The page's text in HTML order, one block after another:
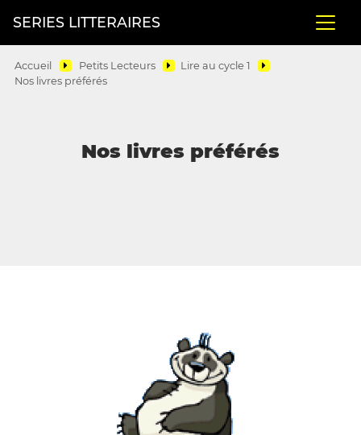
SERIES LITTERAIRES
Accueil Petits Lecteurs
Lire au cycle 1
Nos livres préférés
Nos livres préférés